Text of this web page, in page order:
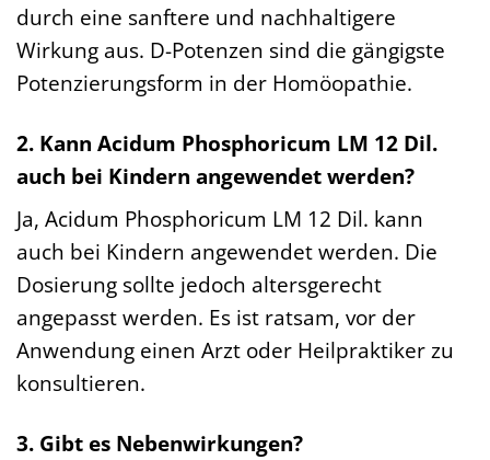
durch eine sanftere und nachhaltigere
Wirkung aus. D-Potenzen sind die gängigste
Potenzierungsform in der Homöopathie.
2. Kann Acidum Phosphoricum LM 12 Dil.
auch bei Kindern angewendet werden?
Ja, Acidum Phosphoricum LM 12 Dil. kann
auch bei Kindern angewendet werden. Die
Dosierung sollte jedoch altersgerecht
angepasst werden. Es ist ratsam, vor der
Anwendung einen Arzt oder Heilpraktiker zu
konsultieren.
3. Gibt es Nebenwirkungen?